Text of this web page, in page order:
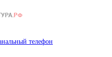
телефон